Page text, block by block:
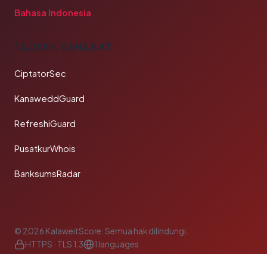
Bahasa Indonesia
TAUTAN SAHABAT
CiptatorSec
KanaweddGuard
RefreshiGuard
PusatkurWhois
BanksumsRadar
© 2026 KalaweitScore. Semua hak dilindungi.
HTTPS · TLS 1.3
1 languages